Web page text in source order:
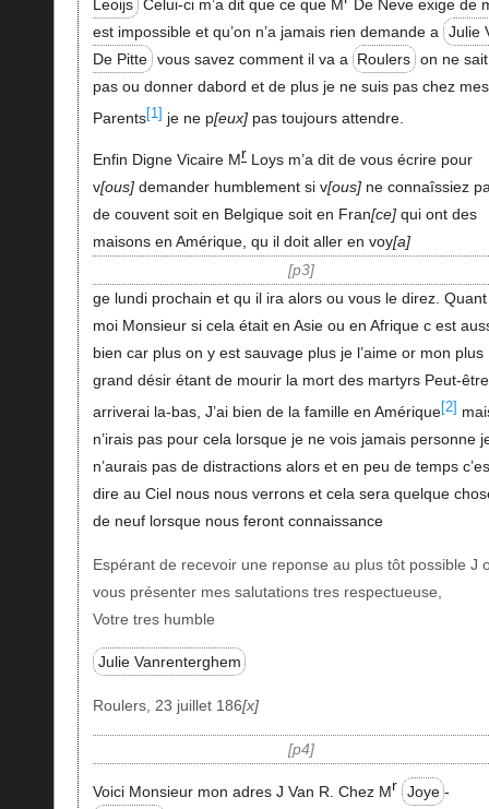
Leoijs Celui-ci m’a dit que ce que M
De Neve exige de
est impossible et qu’on n’a jamais rien demande a
Julie
De Pitte vous savez comment il va a Roulers on ne sait
pas ou donner dabord et de plus je ne suis pas chez mes
Parents[1] je ne p eux pas toujours attendre.
Enfin Digne Vicaire MrLoys m’a dit de vous écrire pour
v ous demander humblement si v ous ne connaîssiez
de couvent soit en Belgique soit en Fran ce qui ont des
maisons en Amérique, qu il doit aller en voy a
p3
ge lundi prochain et qu il ira alors ou vous le direz.
moi Monsieur si cela était en Asie ou en Afrique c est
bien car plus on y est sauvage plus je l’aime or mon plus
grand désir étant de mourir la mort des martyrs Peut-être
arriverai la-bas, J’ai bien de la famille en Amérique [2]
n’irais pas pour cela lorsque je ne vois jamais personne
n’aurais pas de distractions alors et en peu de temps
dire au Ciel nous nous verrons et cela sera quelque
de neuf lorsque nous feront connaissance
Espérant de recevoir une reponse au plus tôt possible J
vous présenter mes salutations tres respectueuse,
Votre tres humble
Julie Vanrenterghem
Roulers, 23 juillet 186 x
p4
Voici Monsieur mon adres J Van R. Chez Mr Joye -